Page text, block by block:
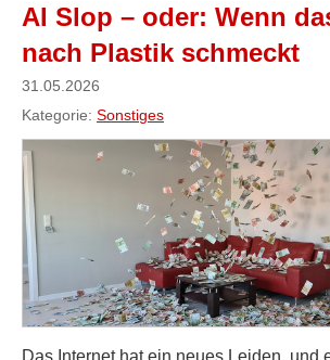
AI Slop – oder: Wenn
nach Plastik schmeckt
31.05.2026
Kategorie: Sonstiges